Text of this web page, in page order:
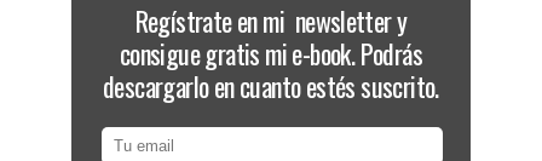
Regístrate en mi newsletter y
consigue gratis mi e-book. Podrás
descargarlo en cuanto estés suscrito.